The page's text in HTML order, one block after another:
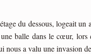
du dessous, logeait
balle dans le cœur, lors
a valu une invasion